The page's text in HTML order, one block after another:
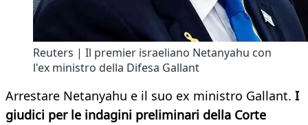
Reuters | Il premier israeliano Netanyahu con
l'ex ministro della Difesa Gallant
Arrestare Netanyahu e il suo ex ministro Gallant. I
giudici per le indagini preliminari della Corte